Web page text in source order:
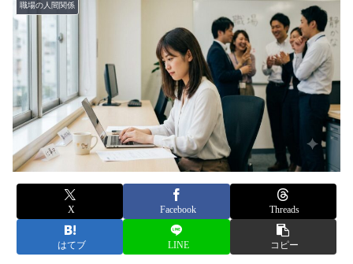
職場の人間関係
X Facebook Threads
はてブ LINE コピー